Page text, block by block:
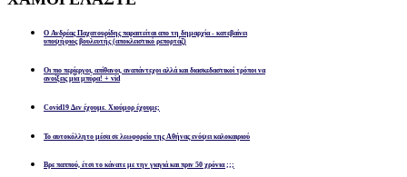
Ο Ανδρέας Παχατουρίδης παραιτείται απο τη δημαρχία - κατεβαίνει
υποψήφιος βουλευτής (αποκλειστικό ρεπορτάζ)
Οι πιο περίεργοι, απίθανοι, αναπάντεχοι αλλά και διασκεδαστικοί τρόποι να
ανοίξεις μία μπύρα! + vid
Covid19 Δεν έχουμε. Χιούμορ έχουμε;
Το αυτοκόλλητο μέσα σε λεωφορείο της Αθήνας ενόψει καλοκαιριού
Βρε παππού, έτσι το κάνατε με την γιαγιά και πριν 50 χρόνια ;;;